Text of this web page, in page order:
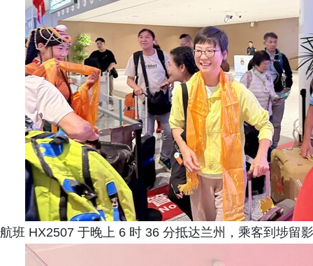
航班 HX2507 于晚上 6 时 36 分抵达兰州，乘客到埗留